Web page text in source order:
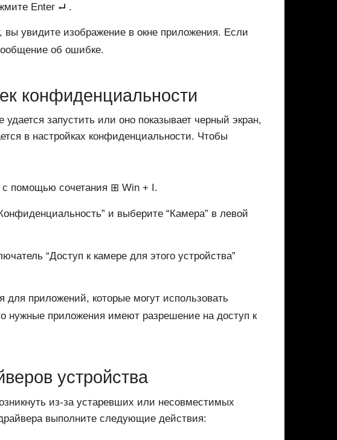
Enter ⮠ .
вы увидите изображение в окне приложения. Если
об ошибке.
конфиденциальности
запустить или оно показывает черный экран,
в настройках конфиденциальности. Чтобы
с помощью сочетания ⊞ Win + I.
и выберите “Камера” в левой
“Доступ к камере для этого устройства”
для приложений, которые могут использовать
нужные приложения имеют разрешение на доступ к
устройства
из-за устаревших или несовместимых
выполните следующие действия: